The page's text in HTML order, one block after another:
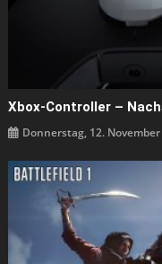
Xbox-Controller –
Donnerstag, 12. November